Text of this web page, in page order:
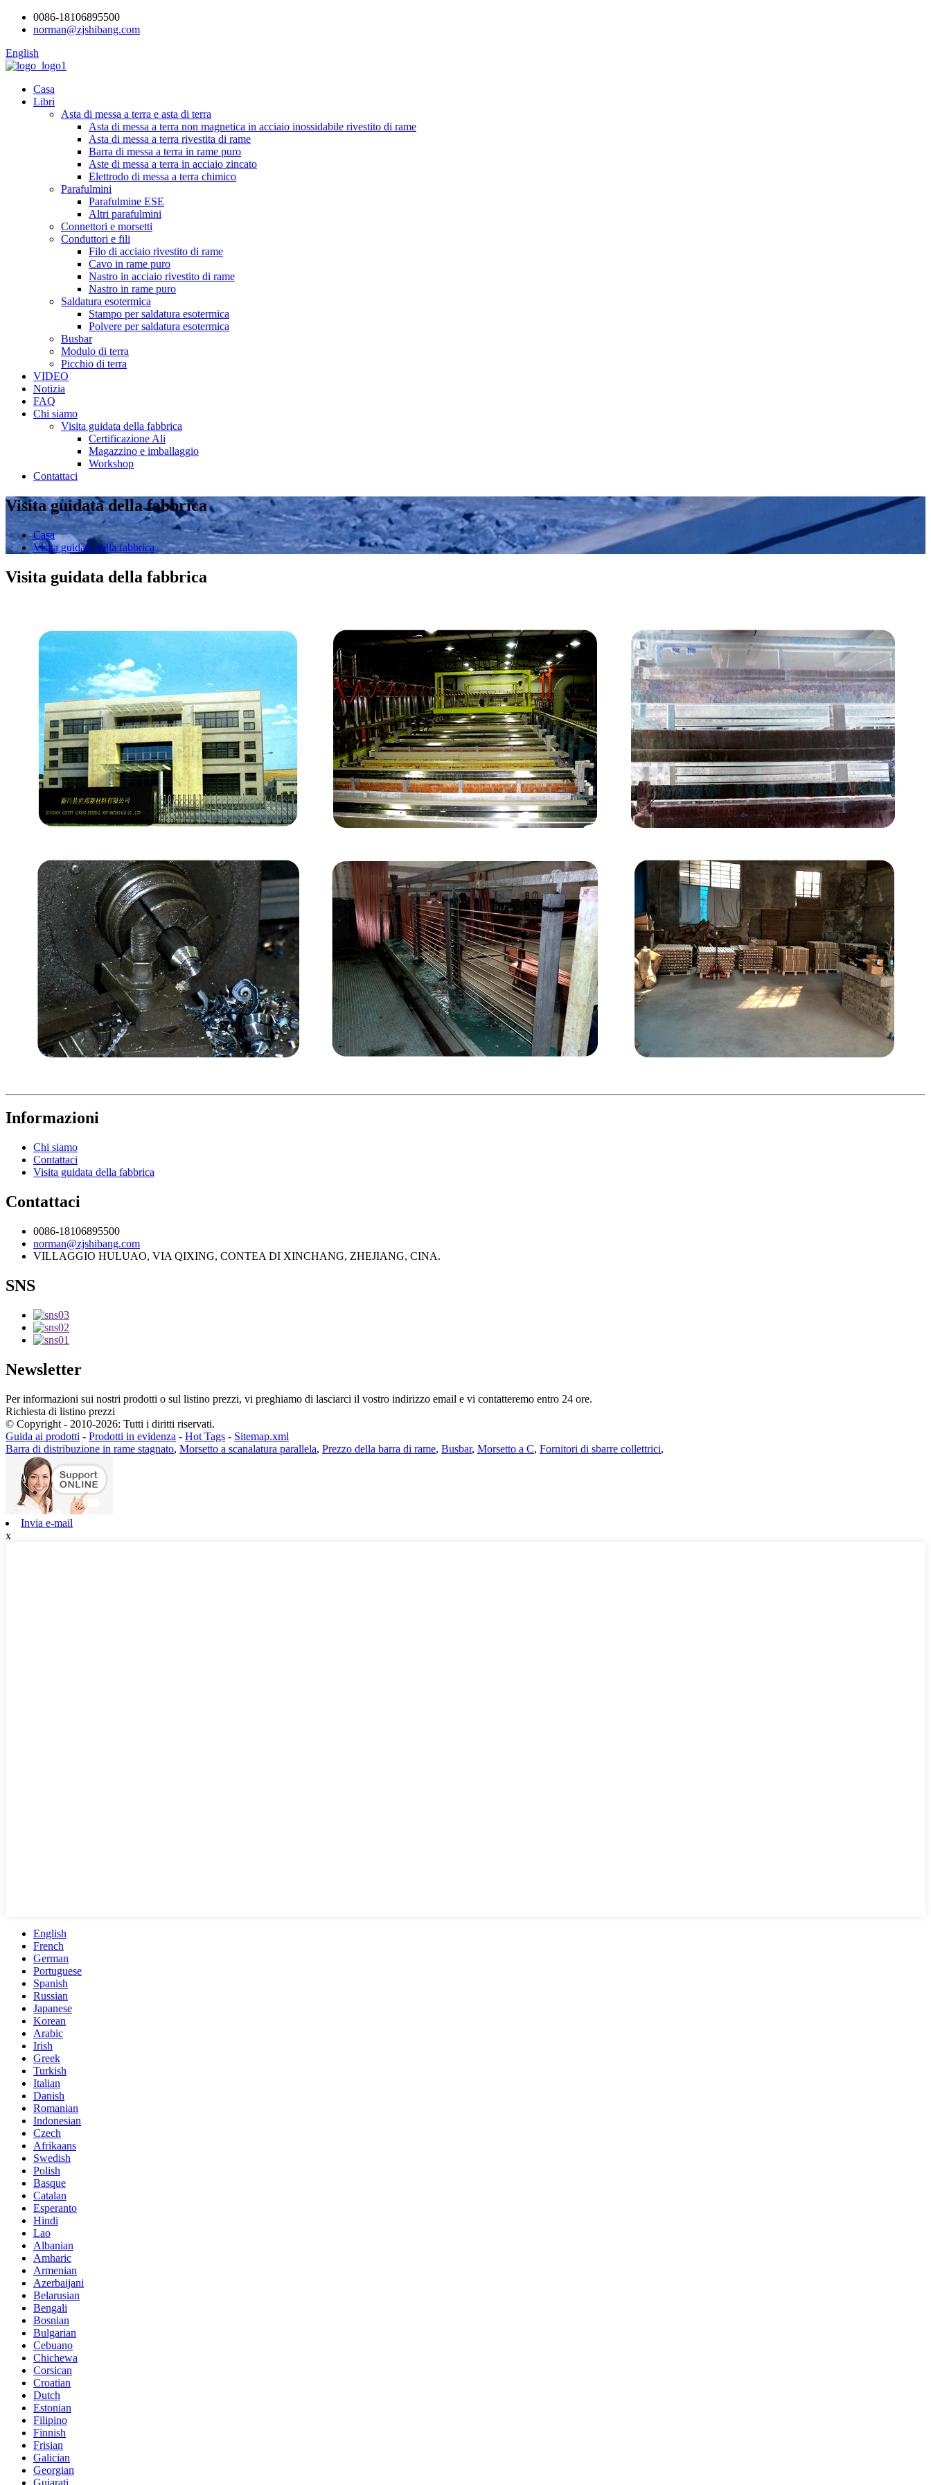
0086-18106895500
norman@zjshibang.com
English
Casa
Libri
Asta di messa a terra e asta di terra
Asta di messa a terra non magnetica in acciaio inossidabile rivestito di rame
Asta di messa a terra rivestita di rame
Barra di messa a terra in rame puro
Aste di messa a terra in acciaio zincato
Elettrodo di messa a terra chimico
Parafulmini
Parafulmine ESE
Altri parafulmini
Connettori e morsetti
Conduttori e fili
Filo di acciaio rivestito di rame
Cavo in rame puro
Nastro in acciaio rivestito di rame
Nastro in rame puro
Saldatura esotermica
Stampo per saldatura esotermica
Polvere per saldatura esotermica
Busbar
Modulo di terra
Picchio di terra
VIDEO
Notizia
FAQ
Chi siamo
Visita guidata della fabbrica
Certificazione Ali
Magazzino e imballaggio
Workshop
Contattaci
Visita guidata della fabbrica
Casa
Visita guidata della fabbrica
Visita guidata della fabbrica
Informazioni
Chi siamo
Contattaci
Visita guidata della fabbrica
Contattaci
0086-18106895500
norman@zjshibang.com
VILLAGGIO HULUAO, VIA QIXING, CONTEA DI XINCHANG, ZHEJIANG, CINA.
SNS
Newsletter
Per informazioni sui nostri prodotti o sul listino prezzi, vi preghiamo di lasciarci il vostro indirizzo email e vi contatteremo entro 24 ore.
Richiesta di listino prezzi
© Copyright - 2010-2026: Tutti i diritti riservati.
Guida ai prodotti - Prodotti in evidenza - Hot Tags - Sitemap.xml
Barra di distribuzione in rame stagnato, Morsetto a scanalatura parallela, Prezzo della barra di rame, Busbar, Morsetto a C, Fornitori di sbarre collettrici,
Invia e-mail
x
English
French
German
Portuguese
Spanish
Russian
Japanese
Korean
Arabic
Irish
Greek
Turkish
Italian
Danish
Romanian
Indonesian
Czech
Afrikaans
Swedish
Polish
Basque
Catalan
Esperanto
Hindi
Lao
Albanian
Amharic
Armenian
Azerbaijani
Belarusian
Bengali
Bosnian
Bulgarian
Cebuano
Chichewa
Corsican
Croatian
Dutch
Estonian
Filipino
Finnish
Frisian
Galician
Georgian
Gujarati